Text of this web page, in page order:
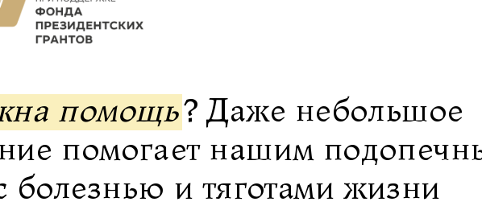
помощь? Даже небольшое
помогает нашим
болезнью и тяготами жизни